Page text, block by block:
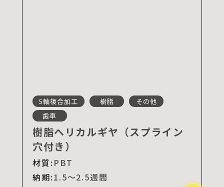
5軸複合加工 樹脂
その他
歯車
樹脂ヘリカルギヤ（スプライン
穴付き）
材質: PBT
納期:1.5～2.5週間